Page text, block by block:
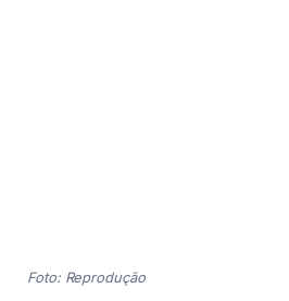
Foto: Reprodução